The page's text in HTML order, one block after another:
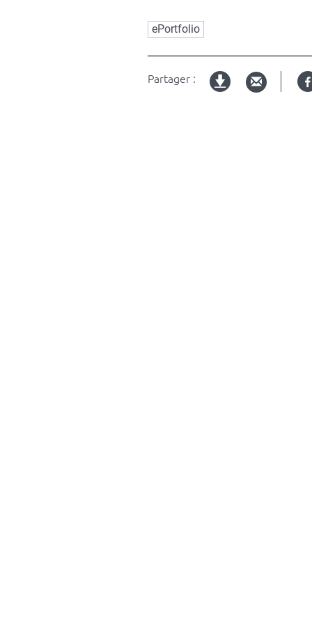
Mots
clés
ePortfolio
Partager :